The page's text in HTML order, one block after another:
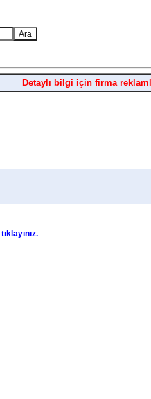
Detaylı bilgi için firma
tıklayınız.